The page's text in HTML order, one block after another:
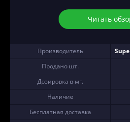
Читать
Производитель
Продано шт.
Дозировка в мг.
Наличие
Бесплатная доставка